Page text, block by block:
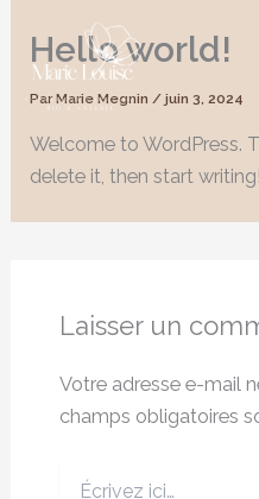
contenu
Hello world!
ParMarie Megnin /juin 3, 2024
Welcome to WordPress.
delete it, then start writing!
Laisser un
Votre adresse e-mail
champs obligatoires